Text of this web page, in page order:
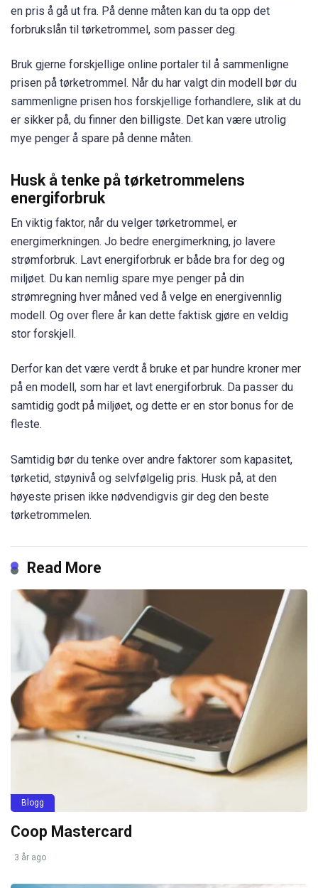
en pris å gå ut fra. På denne måten kan du ta opp det
forbrukslån til tørketrommel, som passer deg.
Bruk gjerne forskjellige online portaler til å sammenligne
prisen på tørketrommel. Når du har valgt din modell bør du
sammenligne prisen hos forskjellige forhandlere, slik at du
er sikker på, du finner den billigste. Det kan være utrolig
mye penger å spare på denne måten.
Husk å tenke på tørketrommelens
energiforbruk
En viktig faktor, når du velger tørketrommel, er
energimerkningen. Jo bedre energimerkning, jo lavere
strømforbruk. Lavt energiforbruk er både bra for deg og
miljøet. Du kan nemlig spare mye penger på din
strømregning hver måned ved å velge en energivennlig
modell. Og over flere år kan dette faktisk gjøre en veldig
stor forskjell.
Derfor kan det være verdt å bruke et par hundre kroner mer
på en modell, som har et lavt energiforbruk. Da passer du
samtidig godt på miljøet, og dette er en stor bonus for de
fleste.
Samtidig bør du tenke over andre faktorer som kapasitet,
tørketid, støynivå og selvfølgelig pris. Husk på, at den
høyeste prisen ikke nødvendigvis gir deg den beste
tørketrommelen.
Read More
Blogg
Coop Mastercard
3 år ago